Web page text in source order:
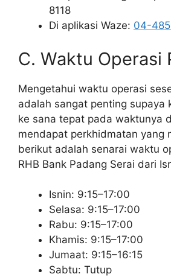
8118
Di aplikasi Waze: 04-485
C. Waktu Operasi
Mengetahui waktu operasi
adalah sangat penting supaya
ke sana tepat pada waktunya
mendapat perkhidmatan yang
berikut adalah senarai waktu
RHB Bank Padang Serai dari
Isnin: 9:15–17:00
Selasa: 9:15–17:00
Rabu: 9:15–17:00
Khamis: 9:15–17:00
Jumaat: 9:15–16:15
Sabtu: Tutup